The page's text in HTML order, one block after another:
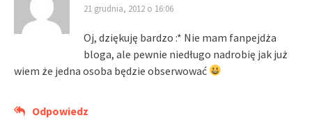
21 grudnia, 2012 o 16:06
Oj, dziękuję bardzo :* Nie mam fanpejdża
bloga, ale pewnie niedługo nadrobię jak już
wiem że jedna osoba będzie obserwować
Odpowiedz